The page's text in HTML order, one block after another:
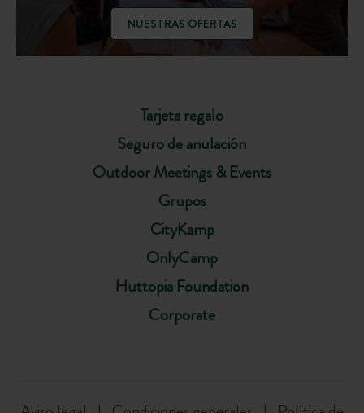
Tarjeta regalo
Seguro de anulación
Outdoor Meetings & Events
Grupos
CityKamp
OnlyCamp
Huttopia Foundation
Corporate
NUESTRAS OFERTAS